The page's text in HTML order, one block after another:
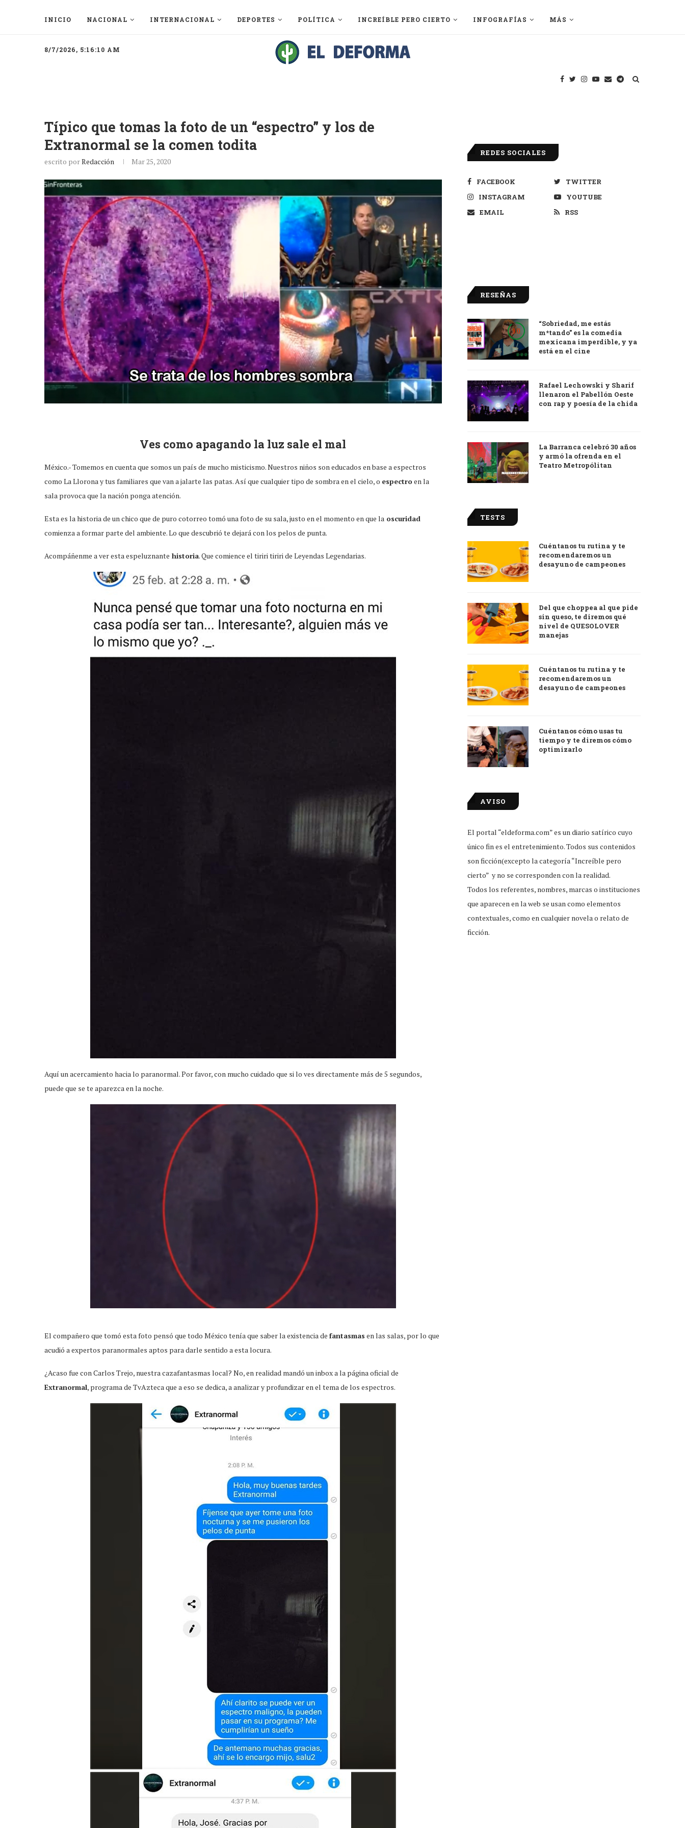
INICIO NACIONAL INTERNACIONAL DEPORTES POLÍTICA INCREÍBLE PERO CIERTO INFOGRAFÍAS MÁS
8/7/2026, 5:16:10 AM
Típico que tomas la foto de un “espectro” y los de
Extranormal se la comen todita
escrito porRedacción Mar 25, 2020
Ves como apagando la luz sale el mal
México.- Tomemos en cuenta que somos un país de mucho misticismo. Nuestros niños son educados en base a espectros
como La Llorona y tus familiares que van a jalarte las patas. Así que cualquier tipo de sombra en el cielo, o espectroen la
sala provoca que la nación ponga atención.
Esta es la historia de un chico que de puro cotorreo tomó una foto de su sala, justo en el momento en que la oscuridad
comienza a formar parte del ambiente. Lo que descubrió te dejará con los pelos de punta.
Acompáñenme a ver esta espeluznante historia. Que comience el tiriri tiriri de Leyendas Legendarias.
Aquí un acercamiento hacia lo paranormal. Por favor, con mucho cuidado que si lo ves directamente más de 5 segundos,
puede que se te aparezca en la noche.
El compañero que tomó esta foto pensó que todo México tenía que saber la existencia de fantasmas en las salas, por lo que
acudió a expertos paranormales aptos para darle sentido a esta locura.
¿Acaso fue con Carlos Trejo, nuestra cazafantasmas local? No, en realidad mandó un inbox a la página oficial de
Extranormal, programa de TvAzteca que a eso se dedica, a analizar y profundizar en el tema de los espectros.
REDES SOCIALES
FACEBOOK
TWITTER
INSTAGRAM
YOUTUBE
EMAIL
RSS
RESEÑAS
9.0
“Sobriedad, me estás
m*tando” es la comedia
mexicana imperdible, y ya
está en el cine
Rafael Lechowski y Sharif
llenaron el Pabellón Oeste
con rap y poesía de la chida
La Barranca celebró 30 años
y armó la ofrenda en el
Teatro Metropólitan
TESTS
Cuéntanos tu rutina y te
recomendaremos un
desayuno de campeones
Del que choppea al que pide
sin queso, te diremos qué
nivel de QUESOLOVER
manejas
Cuéntanos tu rutina y te
recomendaremos un
desayuno de campeones
Cuéntanos cómo usas tu
tiempo y te diremos cómo
optimizarlo
AVISO
El portal “eldeforma.com” es un diario satírico cuyo
único fin es el entretenimiento. Todos sus contenidos
son ficción(excepto la categoría “Increíble pero
cierto” y no se corresponden con la realidad.
Todos los referentes, nombres, marcas o instituciones
que aparecen en la web se usan como elementos
contextuales, como en cualquier novela o relato de
ficción.